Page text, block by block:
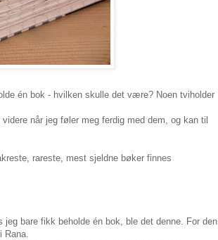
én bok - hvilken skulle det være? Noen tviholder
når jeg føler meg ferdig med dem, og kan til
rareste, mest sjeldne bøker finnes
bare fikk beholde én bok, ble det denne. For den